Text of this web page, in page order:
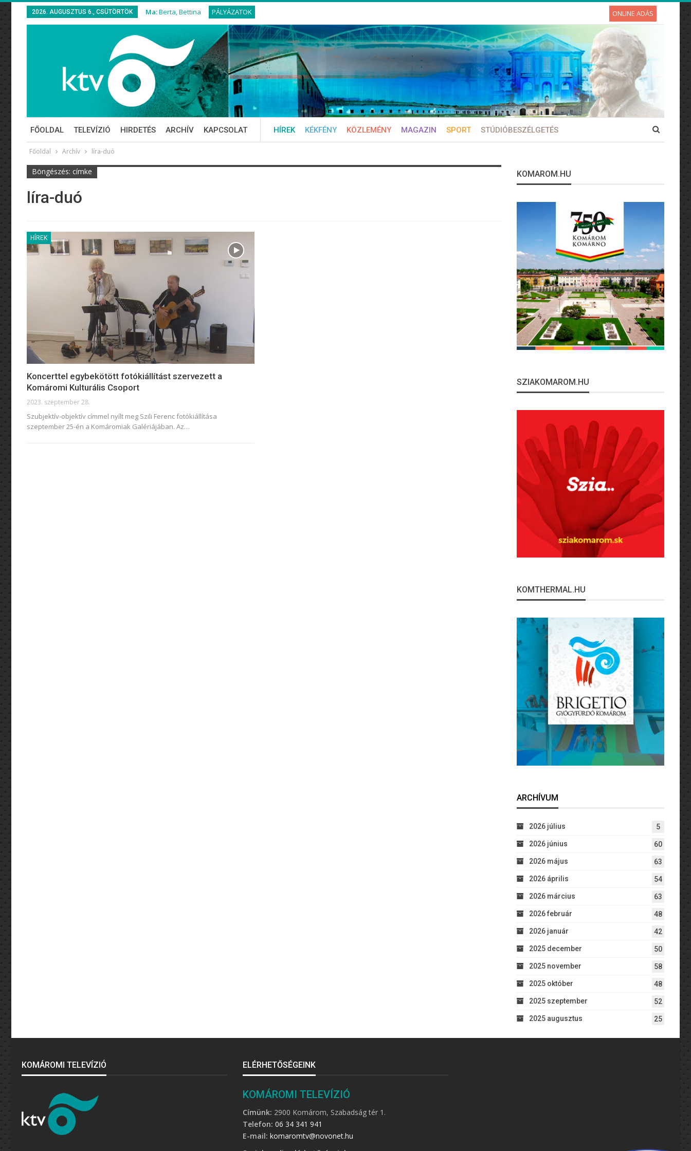
2026. AUGUSZTUS 6., CSÜTÖRTÖK Ma:Berta, Bettina PÁLYÁZATOK ONLINE ADÁS
FŐOLDAL TELEVÍZIÓ HIRDETÉS ARCHÍV KAPCSOLAT HÍREK KÉKFÉNY KÖZLEMÉNY MAGAZIN SPORT STÚDIÓBESZÉLGETÉS
Főoldal Archív líra-duó
Böngészés: címke
líra-duó
HÍREK
Koncerttel egybekötött fotókiállítást szervezett a
Komáromi Kulturális Csoport
2023. szeptember 28.
Szubjektív-objektív címmel nyílt meg Szili Ferenc fotókiállítása
szeptember 25-én a Komáromiak Galériájában. Az…
KOMAROM.HU
SZIAKOMAROM.HU
KOMTHERMAL.HU
ARCHÍVUM
2026 július 5
2026 június 60
2026 május 63
2026 április 54
2026 március 63
2026 február 48
2026 január 42
2025 december 50
2025 november 58
2025 október 48
2025 szeptember 52
2025 augusztus 25
KOMÁROMI TELEVÍZIÓ ELÉRHETŐSÉGEINK
KOMÁROMI TELEVÍZIÓ
Címünk: 2900 Komárom, Szabadság tér 1.
Telefon: 06 34 341 941
E-mail: komaromtv@novonet.hu